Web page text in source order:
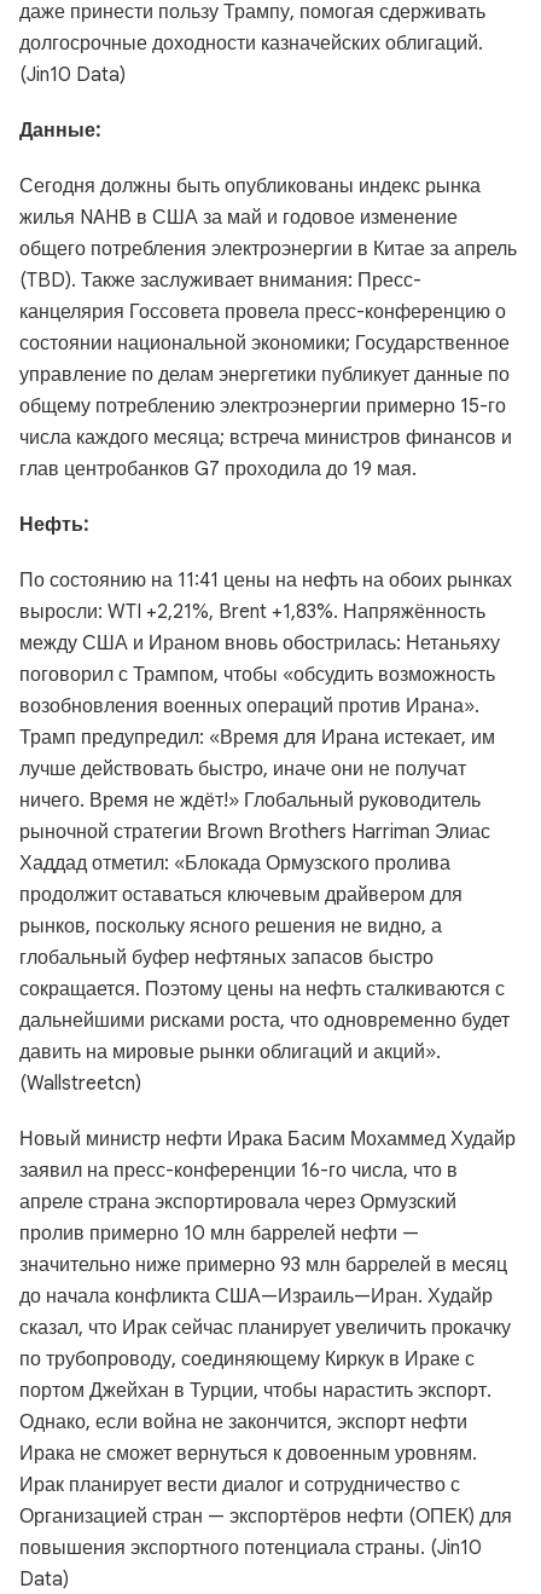
даже принести пользу Трампу, помогая сдерживать
долгосрочные доходности казначейских облигаций.
(Jin10 Data)
Данные:
Сегодня должны быть опубликованы индекс рынка
жилья NAHB в США за май и годовое изменение
общего потребления электроэнергии в Китае за апрель
(TBD). Также заслуживает внимания: Пресс-
канцелярия Госсовета провела пресс-конференцию о
состоянии национальной экономики; Государственное
управление по делам энергетики публикует данные по
общему потреблению электроэнергии примерно 15-го
числа каждого месяца; встреча министров финансов и
глав центробанков G7 проходила до 19 мая.
Нефть:
По состоянию на 11:41 цены на нефть на обоих рынках
выросли: WTI +2,21%, Brent +1,83%. Напряжённость
между США и Ираном вновь обострилась: Нетаньяху
поговорил с Трампом, чтобы «обсудить возможность
возобновления военных операций против Ирана».
Трамп предупредил: «Время для Ирана истекает, им
лучше действовать быстро, иначе они не получат
ничего. Время не ждёт!» Глобальный руководитель
рыночной стратегии Brown Brothers Harriman Элиас
Хаддад отметил: «Блокада Ормузского пролива
продолжит оставаться ключевым драйвером для
рынков, поскольку ясного решения не видно, а
глобальный буфер нефтяных запасов быстро
сокращается. Поэтому цены на нефть сталкиваются с
дальнейшими рисками роста, что одновременно будет
давить на мировые рынки облигаций и акций».
(Wallstreetcn)
Новый министр нефти Ирака Басим Мохаммед Худайр
заявил на пресс-конференции 16-го числа, что в
апреле страна экспортировала через Ормузский
пролив примерно 10 млн баррелей нефти —
значительно ниже примерно 93 млн баррелей в месяц
до начала конфликта США—Израиль—Иран. Худайр
сказал, что Ирак сейчас планирует увеличить прокачку
по трубопроводу, соединяющему Киркук в Ираке с
портом Джейхан в Турции, чтобы нарастить экспорт.
Однако, если война не закончится, экспорт нефти
Ирака не сможет вернуться к довоенным уровням.
Ирак планирует вести диалог и сотрудничество с
Организацией стран — экспортёров нефти (ОПЕК) для
повышения экспортного потенциала страны. (Jin10
Data)